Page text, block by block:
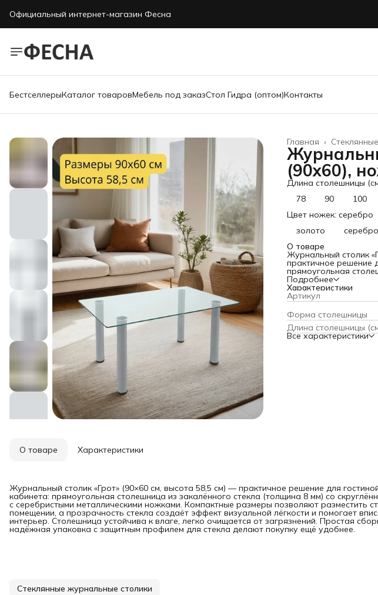
Официальный интернет-магазин Фесна
БестселлерыКаталог товаровМебель под заказСтол Гидра (оптом)Контакты
Главная ›
(90х60),
Длина столешницы
78
90 100
Цвет ножек: серебро
золото
серебро
О товаре
Журнальный столик
практичное решение
прямоугольная
мм) со скруглёнными
металлическими
разместить столик
прозрачность стекла
помогает вписать
устойчива к влаге,
сборка без
профилем для стекла
Подробнее
Характеристики
Артикул
Форма столешницы
Длина столешницы
Все характеристики
О товаре Характеристики
Журнальный столик «Грот» (90×60 см, высота 58,5 см) — практичное решение для
кабинета: прямоугольная столешница из закалённого стекла (толщина 8 мм) со
с серебристыми металлическими ножками. Компактные размеры позволяют разместить
помещении, а прозрачность стекла создаёт эффект визуальной лёгкости и помогает
интерьер. Столешница устойчива к влаге, легко очищается от загрязнений. Простая
надёжная упаковка с защитным профилем для стекла делают покупку ещё удобнее.
Стеклянные журнальные столики